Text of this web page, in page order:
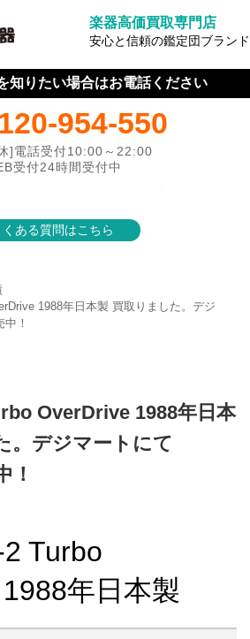
楽器高価買取専門店
安心と信頼の鑑定団ブランド
知りたい場合はお電話ください
954-550
]電話受付10:00～22:00
受付24時間受付中
くある質問はこちら
1988年日本製 買取りました。デジ
！
OverDrive 1988年日本
。デジマートにて
！
Turbo
年日本製